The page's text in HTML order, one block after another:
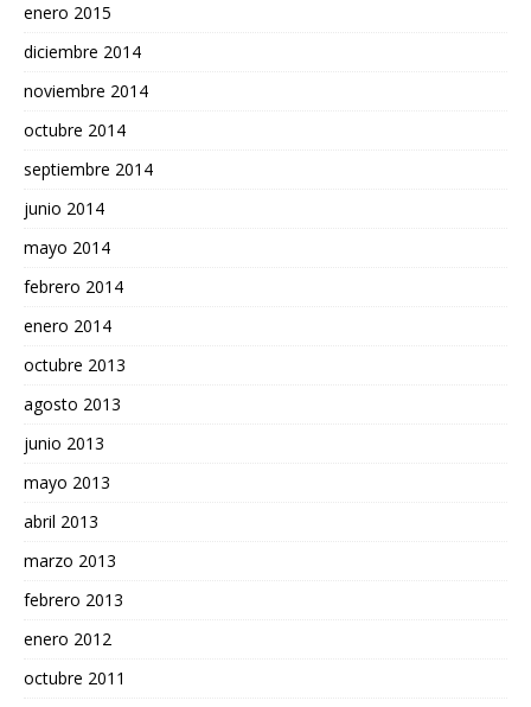
enero 2015
diciembre 2014
noviembre 2014
octubre 2014
septiembre 2014
junio 2014
mayo 2014
febrero 2014
enero 2014
octubre 2013
agosto 2013
junio 2013
mayo 2013
abril 2013
marzo 2013
febrero 2013
enero 2012
octubre 2011